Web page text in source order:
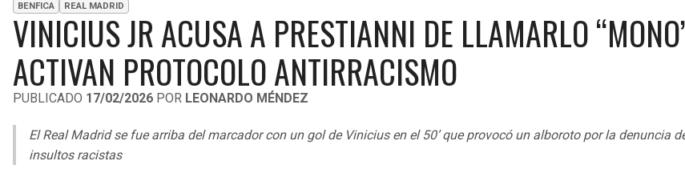
BENFICA REAL MADRID
VINICIUS JR ACUSA A PRESTIANNI DE LLAMARLO
ACTIVAN PROTOCOLO ANTIRRACISMO
PUBLICADO 17/02/2026 POR LEONARDO MÉNDEZ
El Real Madrid se fue arriba del marcador con un gol de Vinicius en el 50’ que provocó un alboroto por la denuncia
insultos racistas